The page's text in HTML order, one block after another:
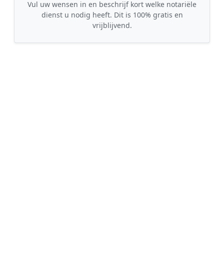
Vul uw wensen in en beschrijf kort welke notariële
dienst u nodig heeft. Dit is 100% gratis en
vrijblijvend.